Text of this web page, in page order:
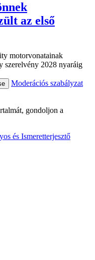
az első
motorvonatainak
szerelvény 2028 nyaráig
Moderációs szabályzat
gondoljon a
és Ismeretterjesztő